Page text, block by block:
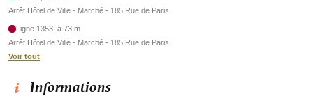
Arrêt Hôtel de Ville - Marché - 185 Rue de Paris
Ligne 1353, à 73 m
Arrêt Hôtel de Ville - Marché - 185 Rue de Paris
Voir tout
Informations